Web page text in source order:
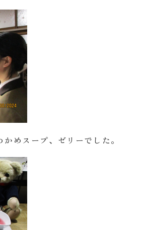
めスープ、ゼリーでした。